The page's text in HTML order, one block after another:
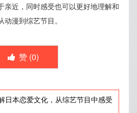
亲近，同时感受也可以更好地理解和
漫到综艺节目。
赞 (0)
日本恋爱文化，从综艺节目中感受